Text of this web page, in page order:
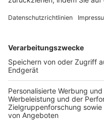
FOLGE DEM BFV
TOP-VEREINE